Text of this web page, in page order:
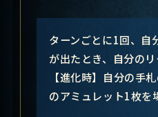
ターンごとに1回、自
が出たとき、自分の
【進化時】自分の手
のアミュレット1枚を